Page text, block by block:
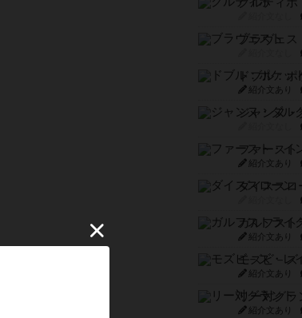
ブラヴェス
紹介文あり
紹介文あり
ダイススロ
ガルフスト
紹介文あり
モズビ－ズ
紹介文あり
リー対グラ
紹介文あり